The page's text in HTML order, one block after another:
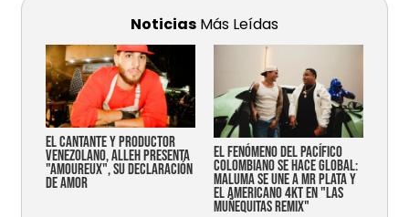
Noticias Más Leídas
EL CANTANTE Y PRODUCTOR
VENEZOLANO, ALLEH PRESENTA
"AMOUREUX", SU DECLARACIÓN
DE AMOR
EL FENÓMENO DEL PACÍFICO
COLOMBIANO SE HACE GLOBAL:
MALUMA SE UNE A MR PLATA Y
EL AMERICANO 4KT EN "LAS
MUÑEQUITAS REMIX"